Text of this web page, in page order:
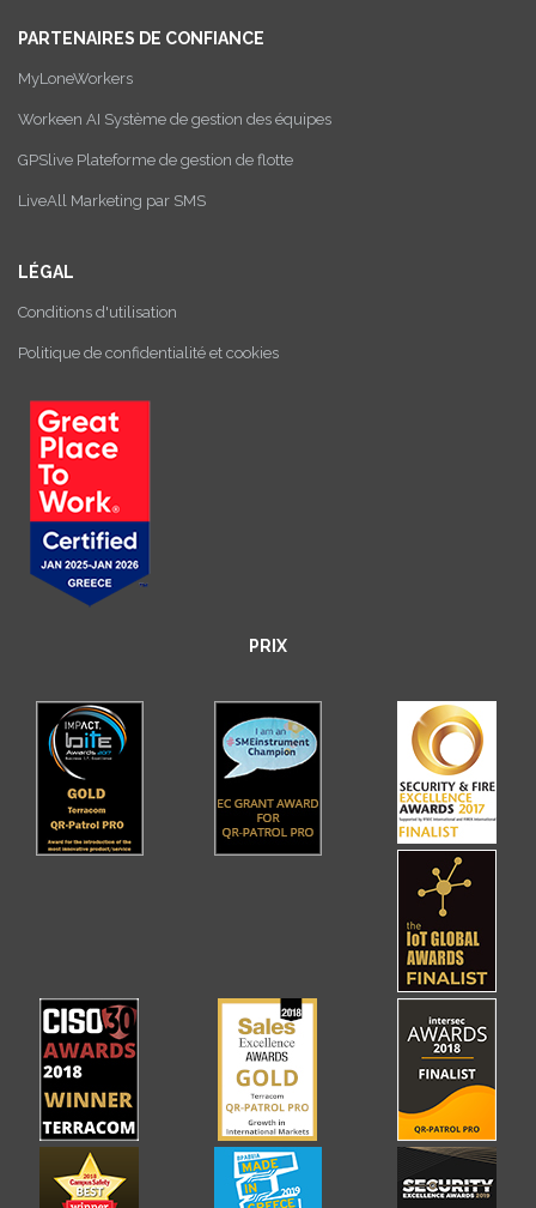
PARTENAIRES DE CONFIANCE
MyLoneWorkers
Workeen AI Système de gestion des équipes
GPSlive Plateforme de gestion de flotte
LiveAll Marketing par SMS
LÉGAL
Conditions d'utilisation
Politique de confidentialité et cookies
PRIX